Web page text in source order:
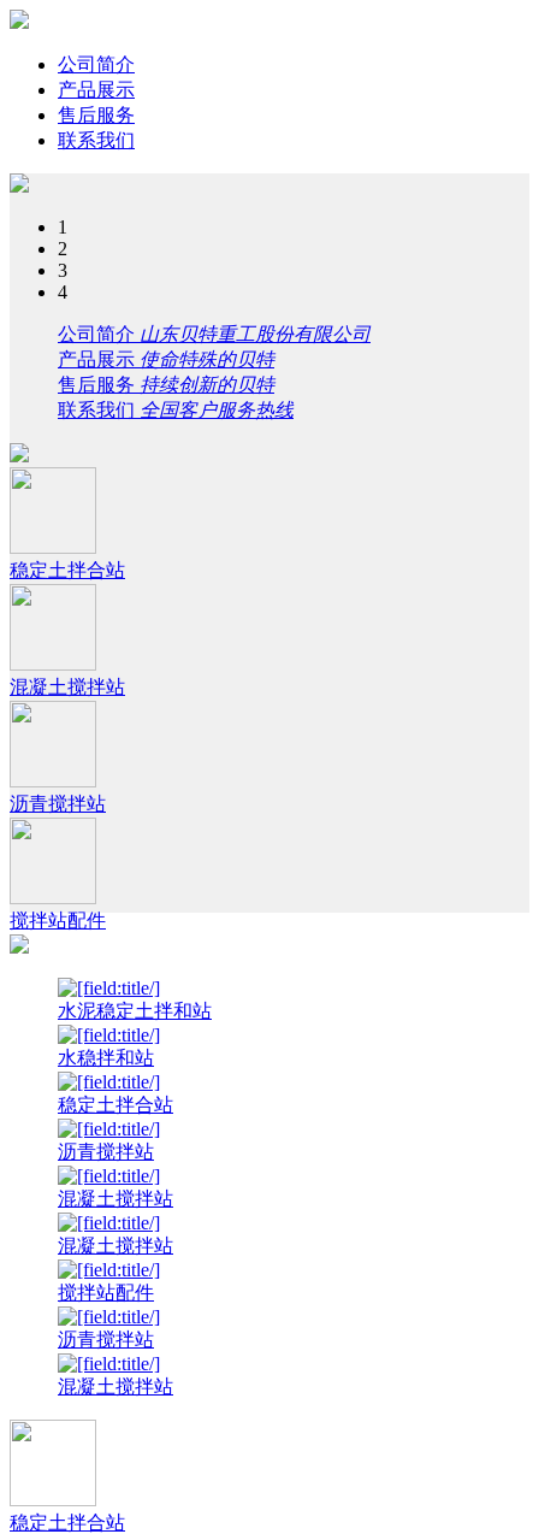
公司简介
产品展示
售后服务
联系我们
1
2
3
4
公司简介 山东贝特重工股份有限公司
产品展示 使命特殊的贝特
售后服务 持续创新的贝特
联系我们 全国客户服务热线
稳定土拌合站
混凝土搅拌站
沥青搅拌站
搅拌站配件
水泥稳定土拌和站
水稳拌和站
稳定土拌合站
沥青搅拌站
混凝土搅拌站
混凝土搅拌站
搅拌站配件
沥青搅拌站
混凝土搅拌站
稳定土拌合站